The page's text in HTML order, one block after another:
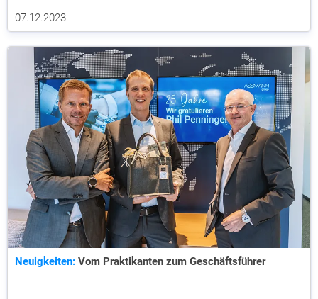
07.12.2023
Neuigkeiten: Vom Praktikanten zum Geschäftsführer